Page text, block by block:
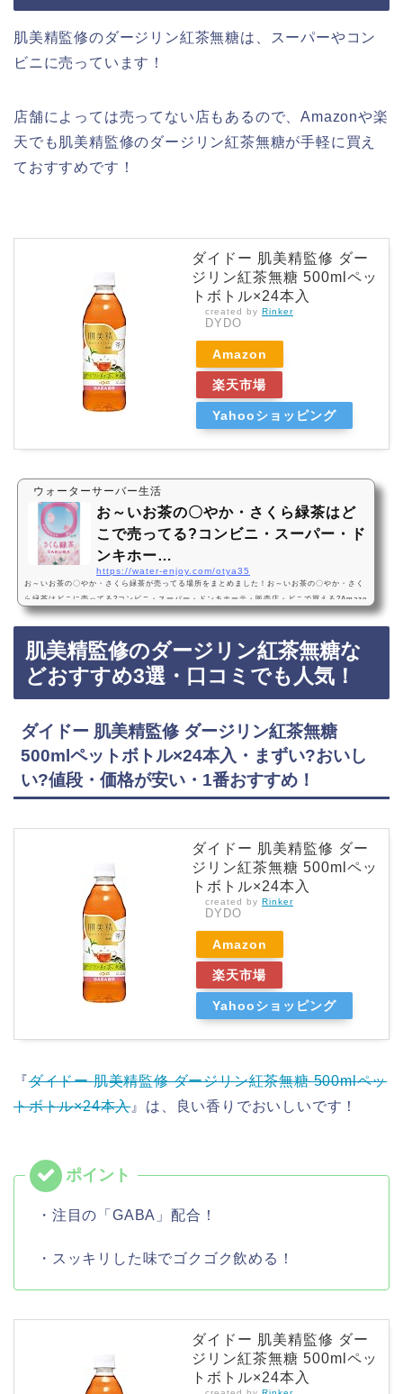
肌美精監修のダージリン紅茶無糖は、スーパーやコン
ビニに売っています！
店舗によっては売ってない店もあるので、Amazonや楽
天でも肌美精監修のダージリン紅茶無糖が手軽に買え
ておすすめです！
ダイドー 肌美精監修 ダー
ジリン紅茶無糖 500mlペッ
トボトル×24本入
created by Rinker
DYDO
Amazon
楽天市場
Yahooショッピング
ウォーターサーバー生活
お～いお茶の〇やか・さくら緑茶はど
こで売ってる?コンビニ・スーパー・ド
ンキホー…
https://water-enjoy.com/otya35
お～いお茶の〇やか・さくら緑茶が売ってる場所をまとめました！お～いお茶の〇やか・さく
ら緑茶はどこに売ってる?コンビニ・スーパー・ドンキホーテ・販売店・どこで買える?Amazo
n・楽天・売ってない?お～いお茶の〇やか・さくら緑茶は、コンビニ、スーパー、ドンキホー
お茶の〇やか・さくら緑茶が手軽に買えておすすめです！お～いお茶の〇やか・さくら緑茶な
どおすすめ3選・口コミでも人気！伊藤園 お～いお茶 〇やか さくら緑茶 500mlペットボ…
肌美精監修のダージリン紅茶無糖な
どおすすめ3選・口コミでも人気！
ダイドー 肌美精監修 ダージリン紅茶無糖
500mlペットボトル×24本入・まずい?おいし
い?値段・価格が安い・1番おすすめ！
ダイドー 肌美精監修 ダー
ジリン紅茶無糖 500mlペッ
トボトル×24本入
created by Rinker
DYDO
Amazon
楽天市場
Yahooショッピング
『ダイドー 肌美精監修 ダージリン紅茶無糖 500mlペッ
トボトル×24本入』は、良い香りでおいしいです！
・注目の「GABA」配合！
・スッキリした味でゴクゴク飲める！
ダイドー 肌美精監修 ダー
ジリン紅茶無糖 500mlペッ
トボトル×24本入